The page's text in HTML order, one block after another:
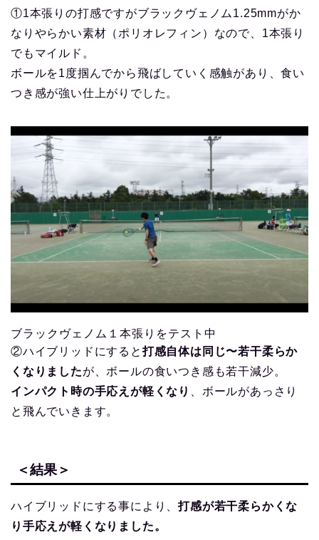
①1本張りの打感ですがブラックヴェノム1.25mmがか
なりやらかい素材（ポリオレフィン）なので、1本張り
でもマイルド。
ボールを1度掴んでから飛ばしていく感触があり、食い
つき感が強い仕上がりでした。
ブラックヴェノム１本張りをテスト中
②ハイブリッドにすると打感自体は同じ〜若干柔らか
くなりましたが、ボールの食いつき感も若干減少。
インパクト時の手応えが軽くなり
、ボールがあっさり
と飛んでいきます。
＜結果＞
ハイブリッドにする事により、打感が若干柔らかくな
り手応えが軽くなりました。